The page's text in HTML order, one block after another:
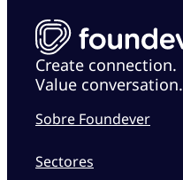
Create connection.
Value conversation.
Sobre Foundever
Sectores